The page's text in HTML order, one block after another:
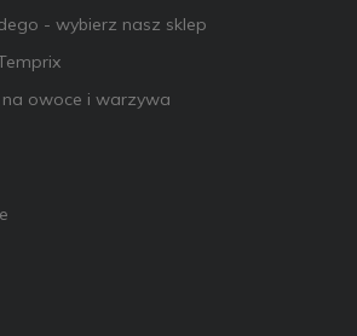
- wybierz nasz sklep
owoce i warzywa